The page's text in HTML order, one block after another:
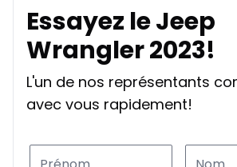
Essayez le Jeep
Wrangler 2023!
L'un de nos représentants
avec vous rapidement!